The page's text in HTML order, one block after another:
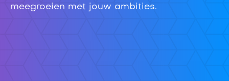
meegroeien met jouw ambities.